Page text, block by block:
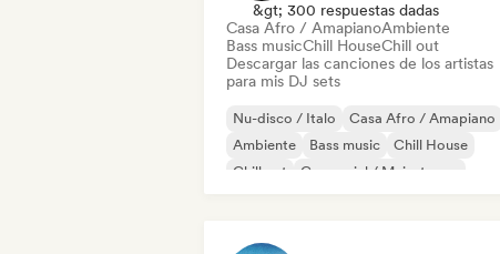
&gt; 300 respuestas dadas
Casa Afro / AmapianoAmbiente
Bass musicChill HouseChill out
Descargar las canciones de los artistas
para mis DJ sets
Nu-disco / Italo
Casa Afro / Amapiano
Ambiente
Bass music
Chill House
Chill out
Comercial / Mainstream